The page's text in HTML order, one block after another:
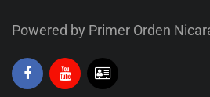
Powered by Primer Orden